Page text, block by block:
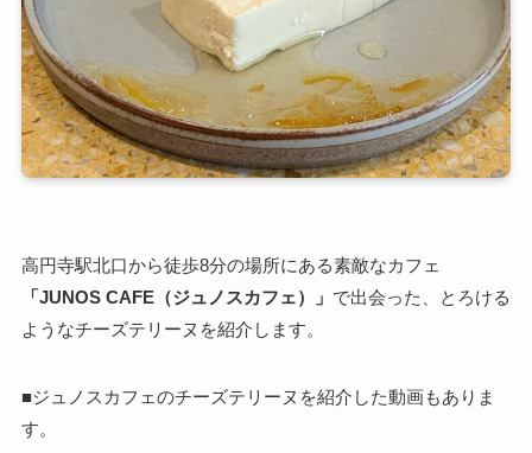
高円寺駅北口から徒歩8分の場所にある素敵なカフェ
「JUNOS CAFE（ジュノスカフェ）」 で出会った、とろける
ようなチーズテリーヌを紹介します。
■ジュノスカフェのチーズテリーヌを紹介した動画もありま
す。